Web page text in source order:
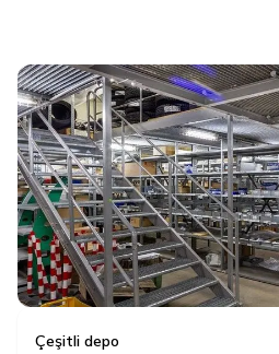
Çeşitli depo